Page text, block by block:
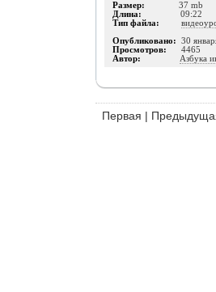
Размер: 37 mb
Длина: 09:22
Тип файла:
Опубликовано: 30
Просмотров: 4465
Автор: Азбука
Первая |